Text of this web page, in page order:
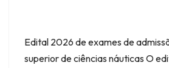
Edital 2026 de exames de
superior de ciências náuticas O